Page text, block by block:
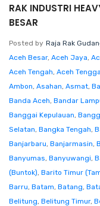
RAK INDUSTRI
BESAR
Posted by Raja Rak
Aceh Besar, Aceh Jaya,
Aceh Tengah, Aceh
Ambon, Asahan, Asmat,
Banda Aceh, Bandar
Banggai Kepulauan,
Selatan, Bangka Tengah,
Banjarbaru, Banjarmasin,
Banyumas, Banyuwangi,
(Buntok), Barito Timur
Barru, Batam, Batang,
Belitung, Belitung Timur,